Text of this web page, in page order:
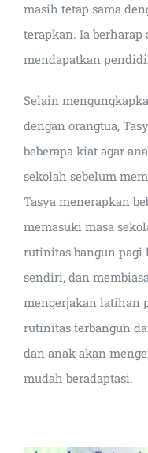
masih tetap sama
terapkan. Ia berharap
mendapatkan
Selain
dengan orangtua,
beberapa kiat agar
sekolah sebelum
Tasya menerapkan
memasuki masa
rutinitas bangun pagi
sendiri, dan
mengerjakan latihan
rutinitas terbangun
dan anak akan
mudah beradaptasi.